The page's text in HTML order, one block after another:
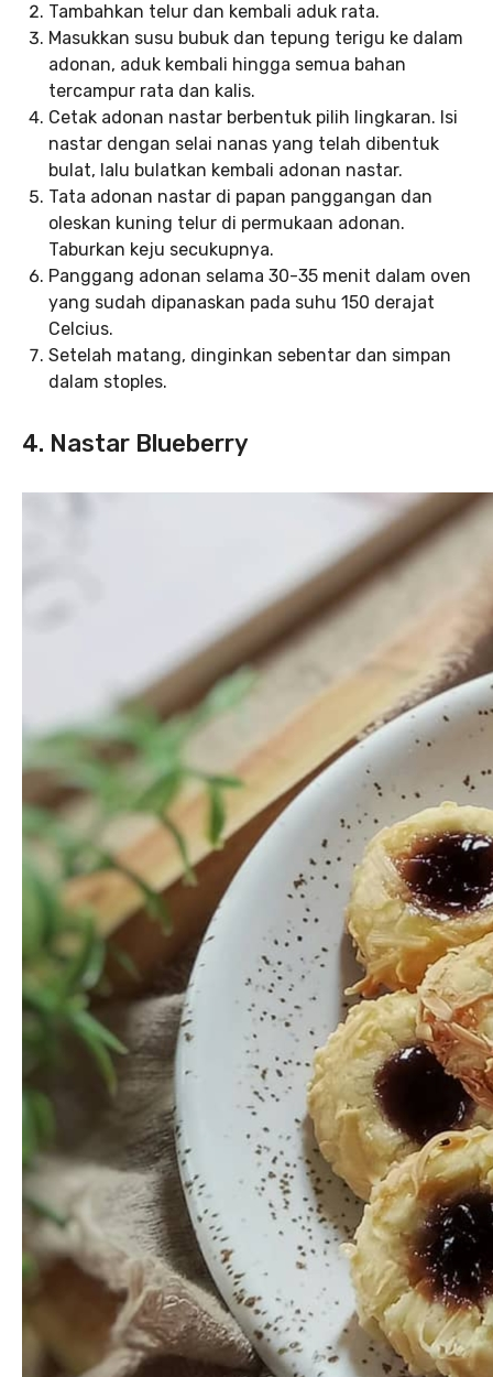
Tambahkan telur dan kembali aduk rata.
Masukkan susu bubuk dan tepung terigu ke dalam
adonan, aduk kembali hingga semua bahan
tercampur rata dan kalis.
Cetak adonan nastar berbentuk pilih lingkaran. Isi
nastar dengan selai nanas yang telah dibentuk
bulat, lalu bulatkan kembali adonan nastar.
Tata adonan nastar di papan panggangan dan
oleskan kuning telur di permukaan adonan.
Taburkan keju secukupnya.
Panggang adonan selama 30-35 menit dalam oven
yang sudah dipanaskan pada suhu 150 derajat
Celcius.
Setelah matang, dinginkan sebentar dan simpan
dalam stoples.
4. Nastar Blueberry